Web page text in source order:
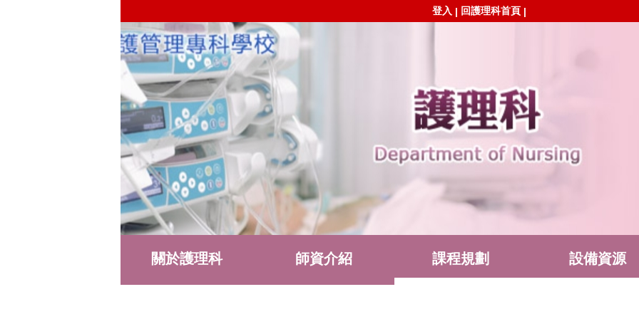
登入 | 回護理科首頁 |
關於護理科 師資介紹 課程規劃 設備資源